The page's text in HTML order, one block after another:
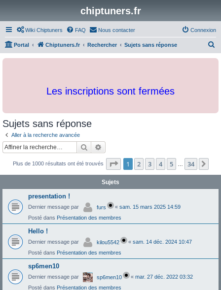
chiptuners.fr
Wiki Chiptuners FAQ Nous contacter Connexion
Portal Chiptuners.fr Rechercher Sujets sans réponse
c
Les inscriptions sont fermées
Sujets sans réponse
Aller à la recherche avancée
Rechercher
Plus de 1000 résultats ont été trouvés Page 1sur34
1 2 3 4 5 34
Sujets
presentation !
Dernier message par furs « sam. 15 mars 2025 14:59
Posté dans Présentation des membres
Hello !
Dernier message par kilou5542 « sam. 14 déc. 2024 10:47
Posté dans Présentation des membres
sp6men10
Dernier message par sp6men10 « mar. 27 déc. 2022 03:32
Posté dans Présentation des membres